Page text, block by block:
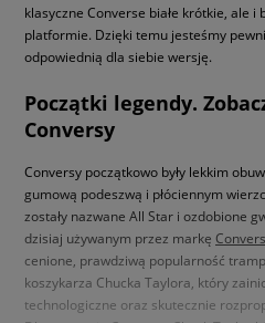
klasyczne Converse białe krótkie, ale i
platformie. Dzięki temu jesteśmy
odpowiednią dla siebie wersję.
Początki legendy.
Conversy
Conversy początkowo były lekkim
gumową podeszwą i płóciennym
zostały nazwane All Star i ozdobione
dzisiaj używanym przez markę
cenione, prawdziwą popularność
koszykarza Chucka Taylora, który
technologiczne oraz skutecznie